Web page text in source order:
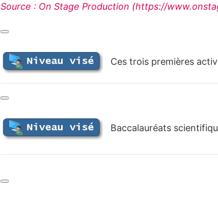
Source : On Stage Production (https://
Ces trois premières
Baccalauréats